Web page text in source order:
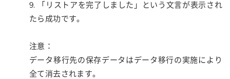
9. 「リストアを完了しました」という文言が表示され
たら成功です。
注意：
データ移行先の保存データはデータ移行の実施により
全て消去されます。